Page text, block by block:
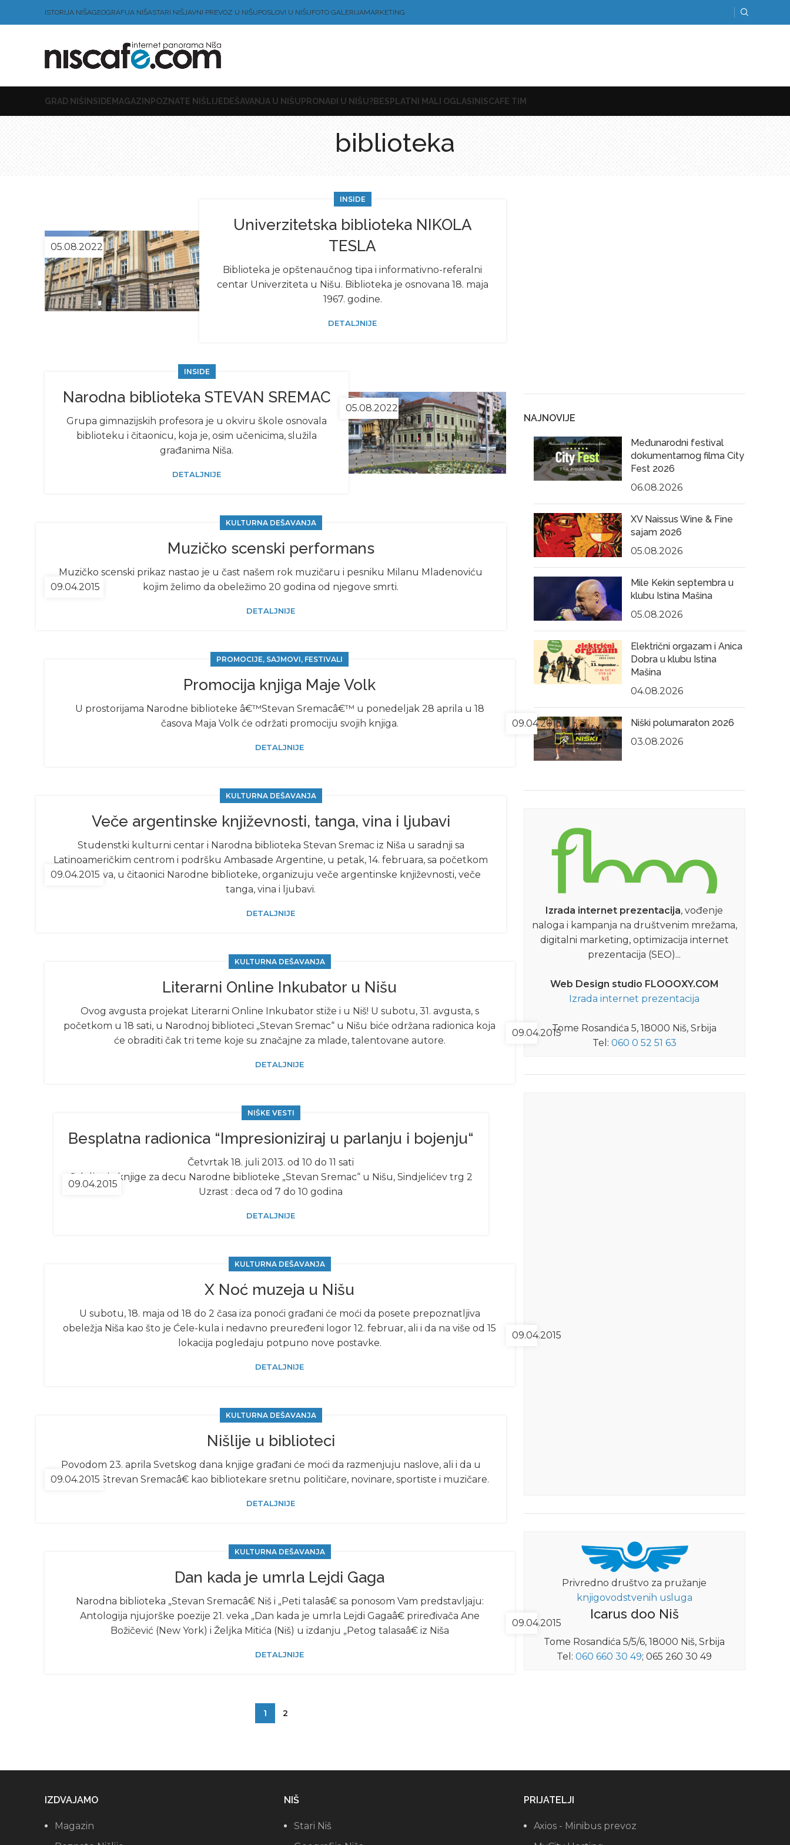
ISTORIJA NIŠAGEOGRAFIJA NIŠASTARI NIŠJAVNI PREVOZ U NIŠUPOSLOVI U NIŠUFOTO GALERIJAMARKETING
GRAD NIŠ INSIDE MAGAZIN POZNATE NIŠLIJE DEŠAVANJA U NIŠU PRONAĐI U NIŠU?BESPLATNI MALI OGLASI NISCAFE TIM
biblioteka
05.08.2022
INSIDE
Univerzitetska biblioteka NIKOLA
TESLA
Biblioteka je opštenaučnog tipa i informativno-referalni
centar Univerziteta u Nišu. Biblioteka je osnovana 18. maja
1967. godine.
DETALJNIJE
05.08.2022
INSIDE
Narodna biblioteka STEVAN SREMAC
Grupa gimnazijskih profesora je u okviru škole osnovala
biblioteku i čitaonicu, koja je, osim učenicima, služila
građanima Niša.
DETALJNIJE
09.04.2015
KULTURNA DEŠAVANJA
Muzičko scenski performans
Muzičko scenski prikaz nastao je u čast našem rok muzičaru i pesniku Milanu Mladenoviću
kojim želimo da obeležimo 20 godina od njegove smrti.
DETALJNIJE
09.04.2015
PROMOCIJE, SAJMOVI, FESTIVALI
Promocija knjiga Maje Volk
U prostorijama Narodne biblioteke â€™Stevan Sremacâ€™ u ponedeljak 28 aprila u 18
časova Maja Volk će održati promociju svojih knjiga.
DETALJNIJE
09.04.2015
KULTURNA DEŠAVANJA
Veče argentinske književnosti, tanga, vina i ljubavi
Studenstki kulturni centar i Narodna biblioteka Stevan Sremac iz Niša u saradnji sa
Latinoameričkim centrom i podršku Ambasade Argentine, u petak, 14. februara, sa početkom
u 19 časova, u čitaonici Narodne biblioteke, organizuju veče argentinske književnosti, veče
tanga, vina i ljubavi.
DETALJNIJE
09.04.2015
KULTURNA DEŠAVANJA
Literarni Online Inkubator u Nišu
Ovog avgusta projekat Literarni Online Inkubator stiže i u Niš! U subotu, 31. avgusta, s
početkom u 18 sati, u Narodnoj biblioteci „Stevan Sremac“ u Nišu biće održana radionica koja
će obraditi čak tri teme koje su značajne za mlade, talentovane autore.
DETALJNIJE
09.04.2015
NIŠKE VESTI
Besplatna radionica “Impresioniziraj u parlanju i bojenju“
Četvrtak 18. juli 2013. od 10 do 11 sati
Odeljenje knjige za decu Narodne biblioteke „Stevan Sremac“ u Nišu, Sindjelićev trg 2
Uzrast : deca od 7 do 10 godina
DETALJNIJE
09.04.2015
KULTURNA DEŠAVANJA
X Noć muzeja u Nišu
U subotu, 18. maja od 18 do 2 časa iza ponoći građani će moći da posete prepoznatljiva
obeležja Niša kao što je Ćele-kula i nedavno preuređeni logor 12. februar, ali i da na više od 15
lokacija pogledaju potpuno nove postavke.
DETALJNIJE
09.04.2015
KULTURNA DEŠAVANJA
Nišlije u biblioteci
Povodom 23. aprila Svetskog dana knjige građani će moći da razmenjuju naslove, ali i da u
biblioteci „Strevan Sremacâ€ kao bibliotekare sretnu političare, novinare, sportiste i muzičare.
DETALJNIJE
09.04.2015
KULTURNA DEŠAVANJA
Dan kada je umrla Lejdi Gaga
Narodna biblioteka „Stevan Sremacâ€ Niš i „Peti talasâ€ sa ponosom Vam predstavljaju:
Antologija njujorške poezije 21. veka „Dan kada je umrla Lejdi Gagaâ€ priređivača Ane
Božičević (New York) i Željka Mitića (Niš) u izdanju „Petog talasaâ€ iz Niša
DETALJNIJE
1 2
NAJNOVIJE
Međunarodni festival
dokumentarnog filma City
Fest 2026
06.08.2026
XV Naissus Wine & Fine
sajam 2026
05.08.2026
Mile Kekin septembra u
klubu Istina Mašina
05.08.2026
Električni orgazam i Anica
Dobra u klubu Istina
Mašina
04.08.2026
Niški polumaraton 2026
03.08.2026
Izrada internet prezentacija, vođenje
naloga i kampanja na društvenim mrežama,
digitalni marketing, optimizacija internet
prezentacija (SEO)...
Web Design studio FLOOOXY.COM
Izrada internet prezentacija
Tome Rosandića 5, 18000 Niš, Srbija
Tel: 060 0 52 51 63
Privredno društvo za pružanje
knjigovodstvenih usluga
Icarus doo Niš
Tome Rosandića 5/5/6, 18000 Niš, Srbija
Tel:060 660 30 49; 065 260 30 49
IZDVAJAMO
Magazin
NIŠ
Stari Niš
PRIJATELJI
Axios - Minibus prevoz